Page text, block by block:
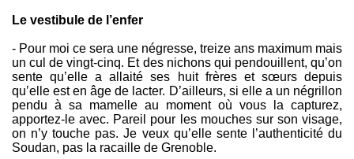
Le vestibule de l’enfer
- Pour moi ce sera une négresse, treize ans maximum mais
un cul de vingt-cinq. Et des nichons qui pendouillent, qu’on
sente qu’elle a allaité ses huit frères et sœurs depuis
qu’elle est en âge de lacter. D’ailleurs, si elle a un négrillon
pendu à sa mamelle au moment où vous la capturez,
apportez-le avec. Pareil pour les mouches sur son visage,
on n’y touche pas. Je veux qu’elle sente l’authenticité du
Soudan, pas la racaille de Grenoble.